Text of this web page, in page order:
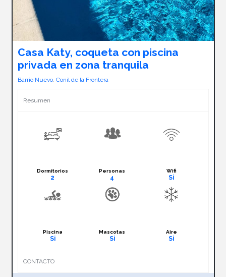
Casa Katy, coqueta con piscina
privada en zona tranquila
Barrio Nuevo, Conil de la Frontera
Resumen
Dormitorios
2
Personas
4
Wifi
Si
Piscina
Si
Mascotas
Si
Aire
Si
CONTACTO